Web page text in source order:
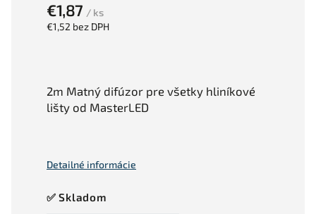
€1,87 / ks
€1,52 bez DPH
✅ Skladom
2m Matný difúzor pre všetky hliníkové
lišty od MasterLED
Detailné informácie